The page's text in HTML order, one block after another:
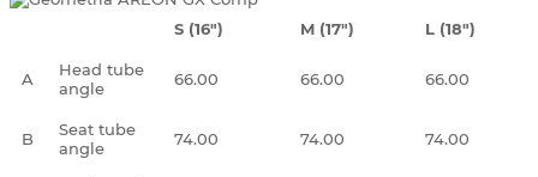
S (16") M (17") L (18")
A
Head tube
angle
66.00 66.00 66.00
B
Seat tube
angle
74.00 74.00 74.00